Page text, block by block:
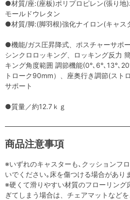
●材質/座:(座板)ポリプロピレン(張り地
モールドウレタン
●材質/脚:(脚羽根)強化ナイロン(キャス
●機能/ガス圧昇降式、ポスチャーサポ
シンクロロッキング、ロッキング反力
キング角度範囲 調節機能(0°､6°､13°､
トローク90mm）、座奥行き調節(スト
サポート
●質量／約12.7ｋｇ
商品注意事項
※いずれのキャスターも､クッションフ
いでください｡床を傷つける場合があり
※硬くて滑りやすい材質のフローリング
ぎてしまう場合は、チェアマットなど